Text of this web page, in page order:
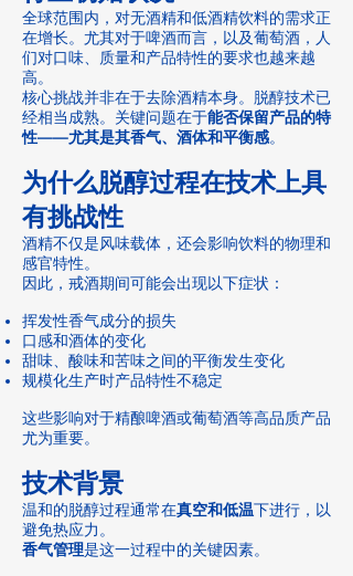
全球范围内，对无酒精和低酒精饮料的需求正
在增长。尤其对于啤酒而言，以及葡萄酒，人
们对口味、质量和产品特性的要求也越来越
高。
核心挑战并非在于去除酒精本身。脱醇技术已
经相当成熟。关键问题在于能否保留产品的特
性——尤其是其香气、酒体和平衡感。
为什么脱醇过程在技术上具
有挑战性
酒精不仅是风味载体，还会影响饮料的物理和
感官特性。
因此，戒酒期间可能会出现以下症状：
挥发性香气成分的损失
口感和酒体的变化
甜味、酸味和苦味之间的平衡发生变化
规模化生产时产品特性不稳定
这些影响对于精酿啤酒或葡萄酒等高品质产品
尤为重要。
技术背景
温和的脱醇过程通常在真空和低温下进行，以
避免热应力。
香气管理是这一过程中的关键因素。